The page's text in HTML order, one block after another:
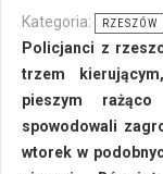
Kategoria: RZESZÓW
Policjanci z
trzem
pieszym
spowodowali
wtorek w